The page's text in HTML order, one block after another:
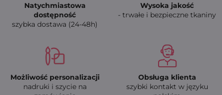
Natychmiastowa
dostępność
szybka dostawa (24-48h)
Wysoka jakość
- trwałe i bezpieczne tkaniny
Możliwość personalizacji
nadruki i szycie na
Obsługa klienta
szybki kontakt w języku